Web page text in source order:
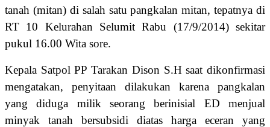
tanah (mitan) di salah satu pangkalan mitan, tepatnya di
RT 10 Kelurahan Selumit Rabu (17/9/2014) sekitar
pukul 16.00 Wita sore.
Kepala Satpol PP Tarakan Dison S.H saat dikonfirmasi
mengatakan, penyitaan dilakukan karena pangkalan
yang diduga milik seorang berinisial ED menjual
minyak tanah bersubsidi diatas harga eceran yang